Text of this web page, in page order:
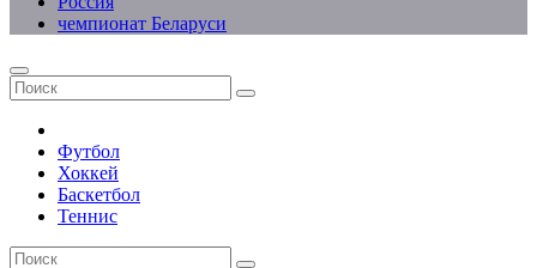
чемпионат Беларуси
Футбол
Хоккей
Баскетбол
Теннис